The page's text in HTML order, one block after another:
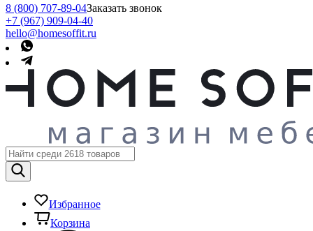
8 (800) 707-89-04Заказать звонок
+7 (967) 909-04-40
hello@homesoffit.ru
Избранное
Корзина